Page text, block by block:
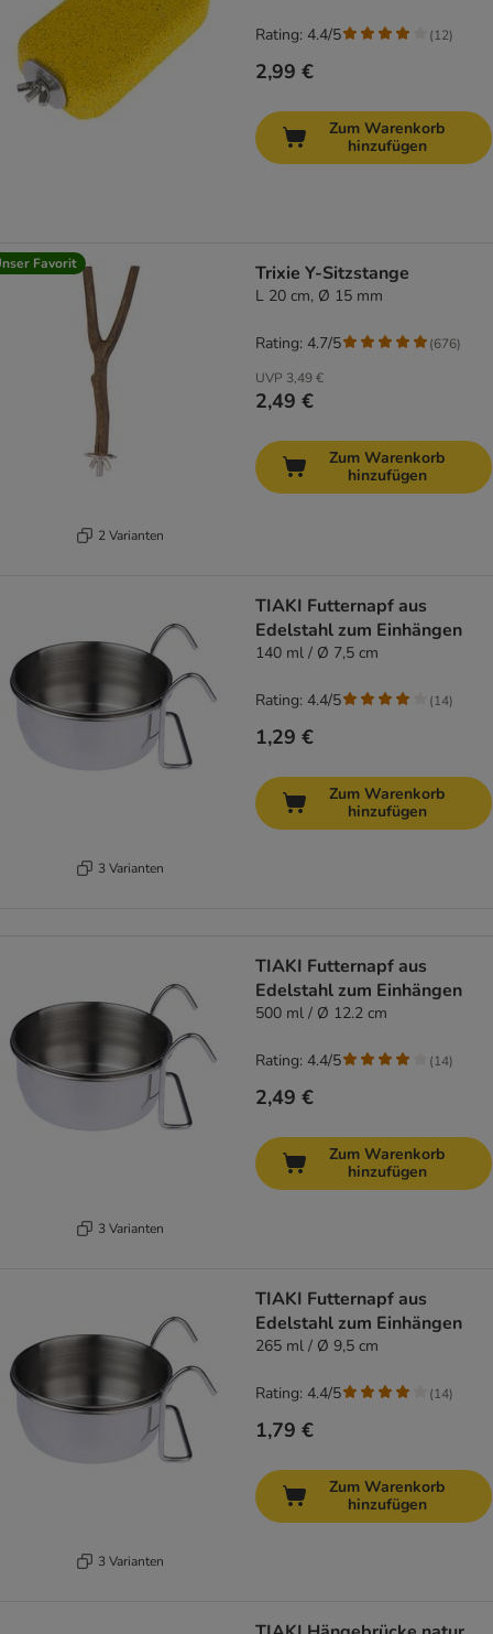
2,99 €
Rating: 4.4/5 (12)
Zum Warenkorb
hinzufügen
Favorit
2 Varianten
Trixie Y-Sitzstange
L 20 cm, Ø 15 mm
UVP 3,49 €
2,49 €
Rating: 4.7/5 (676)
Zum Warenkorb
hinzufügen
3 Varianten
TIAKI Futternapf aus
Edelstahl zum Einhängen
140 ml / Ø 7,5 cm
1,29 €
Rating: 4.4/5 (14)
Zum Warenkorb
hinzufügen
3 Varianten
TIAKI Futternapf aus
Edelstahl zum Einhängen
500 ml / Ø 12.2 cm
2,49 €
Rating: 4.4/5 (14)
Zum Warenkorb
hinzufügen
3 Varianten
TIAKI Futternapf aus
Edelstahl zum Einhängen
265 ml / Ø 9,5 cm
1,79 €
Rating: 4.4/5 (14)
Zum Warenkorb
hinzufügen